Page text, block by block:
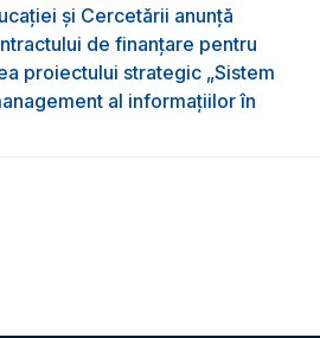
și Cercetării anunță
de finanțare pentru
proiectului strategic „Sistem
al informațiilor în